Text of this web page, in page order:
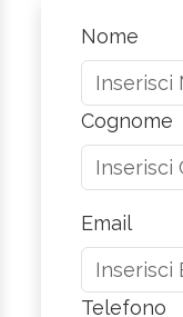
Nome
Cognome
Email
Telefono